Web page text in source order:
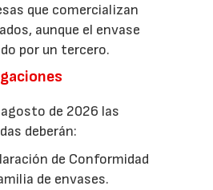
que comercializan
aunque el envase
por un tercero.
de 2026 las
deberán:
de Conformidad
de envases.